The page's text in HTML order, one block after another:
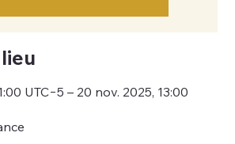
UTC−5 – 20 nov. 2025, 13:00